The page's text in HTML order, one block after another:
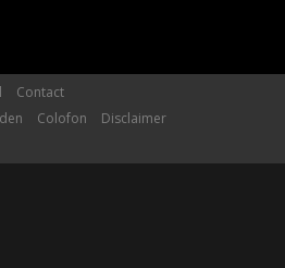
Contact
Colofon
Disclaimer